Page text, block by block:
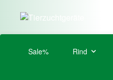
Sale% Rind